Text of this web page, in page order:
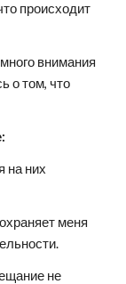
происходит
внимания
о том, что
на них
меня
не